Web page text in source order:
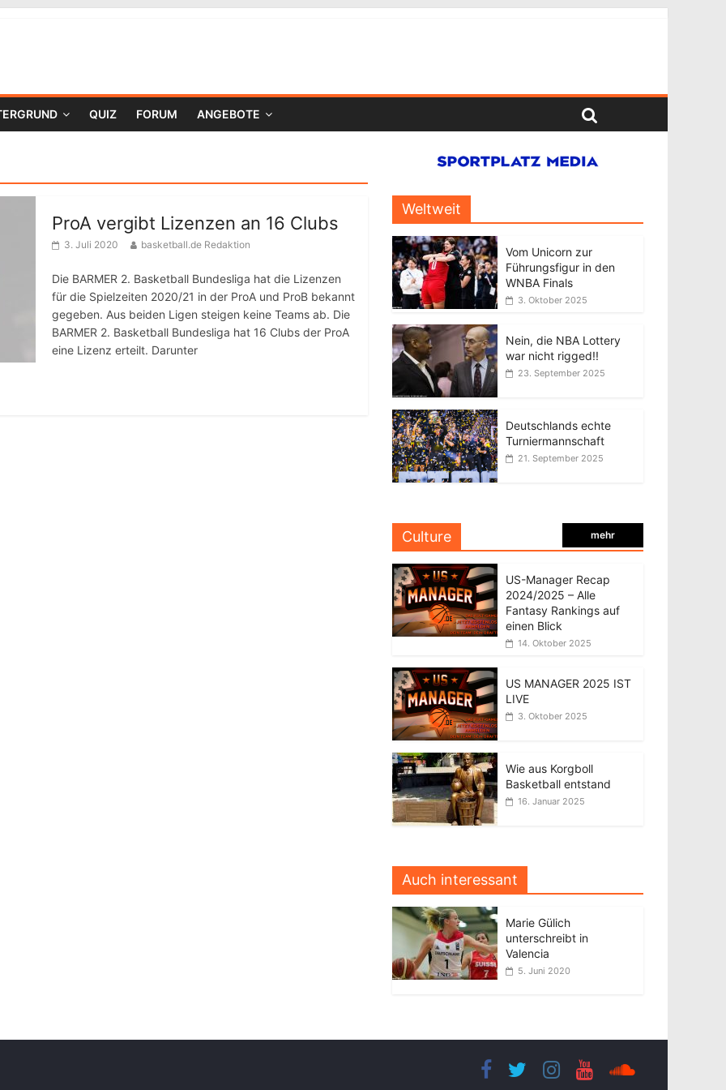
QUIZ FORUM ANGEBOTE
ProA vergibt Lizenzen an 16 Clubs
3. Juli 2020 basketball.de Redaktion
Die BARMER 2. Basketball Bundesliga hat die Lizenzen
für die Spielzeiten 2020/21 in der ProA und ProB bekannt
gegeben. Aus beiden Ligen steigen keine Teams ab. Die
BARMER 2. Basketball Bundesliga hat 16 Clubs der ProA
eine Lizenz erteilt. Darunter
Weltweit
Vom Unicorn zur
Führungsfigur in den
WNBA Finals
3. Oktober 2025
Nein, die NBA Lottery
war nicht rigged!!
23. September 2025
Deutschlands echte
Turniermannschaft
21. September 2025
Culture mehr
US-Manager Recap
2024/2025 – Alle
Fantasy Rankings auf
einen Blick
14. Oktober 2025
US MANAGER 2025 IST
LIVE
3. Oktober 2025
Wie aus Korgboll
Basketball entstand
16. Januar 2025
Auch interessant
Marie Gülich
unterschreibt in
Valencia
5. Juni 2020